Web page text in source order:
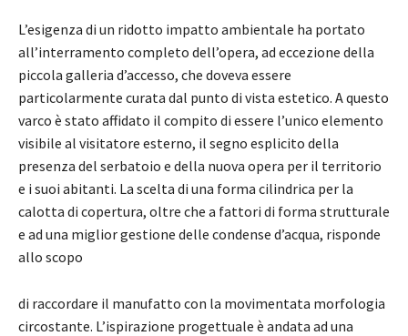
L’esigenza di un ridotto impatto ambientale ha portato
all’interramento completo dell’opera, ad eccezione della
piccola galleria d’accesso, che doveva essere
particolarmente curata dal punto di vista estetico. A questo
varco è stato affidato il compito di essere l’unico elemento
visibile al visitatore esterno, il segno esplicito della
presenza del serbatoio e della nuova opera per il territorio
e i suoi abitanti. La scelta di una forma cilindrica per la
calotta di copertura, oltre che a fattori di forma strutturale
e ad una miglior gestione delle condense d’acqua, risponde
allo scopo
di raccordare il manufatto con la movimentata morfologia
circostante. L’ispirazione progettuale è andata ad una